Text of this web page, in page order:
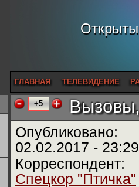
ГЛАВНАЯ ТЕЛЕВИДЕНИЕ
+5
Опубликовано:
02.02.2017 - 23:29
Корреспондент:
Спецкор "Птичка"